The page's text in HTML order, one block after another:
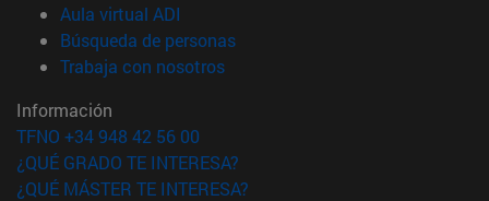
Aula virtual ADI
Búsqueda de personas(abre en nueva ventana)
Trabaja con nosotros(abre en nueva ventana)
Información
TFNO +34 948 42 56 00
¿QUÉ GRADO TE INTERESA?
¿QUÉ MÁSTER TE INTERESA?